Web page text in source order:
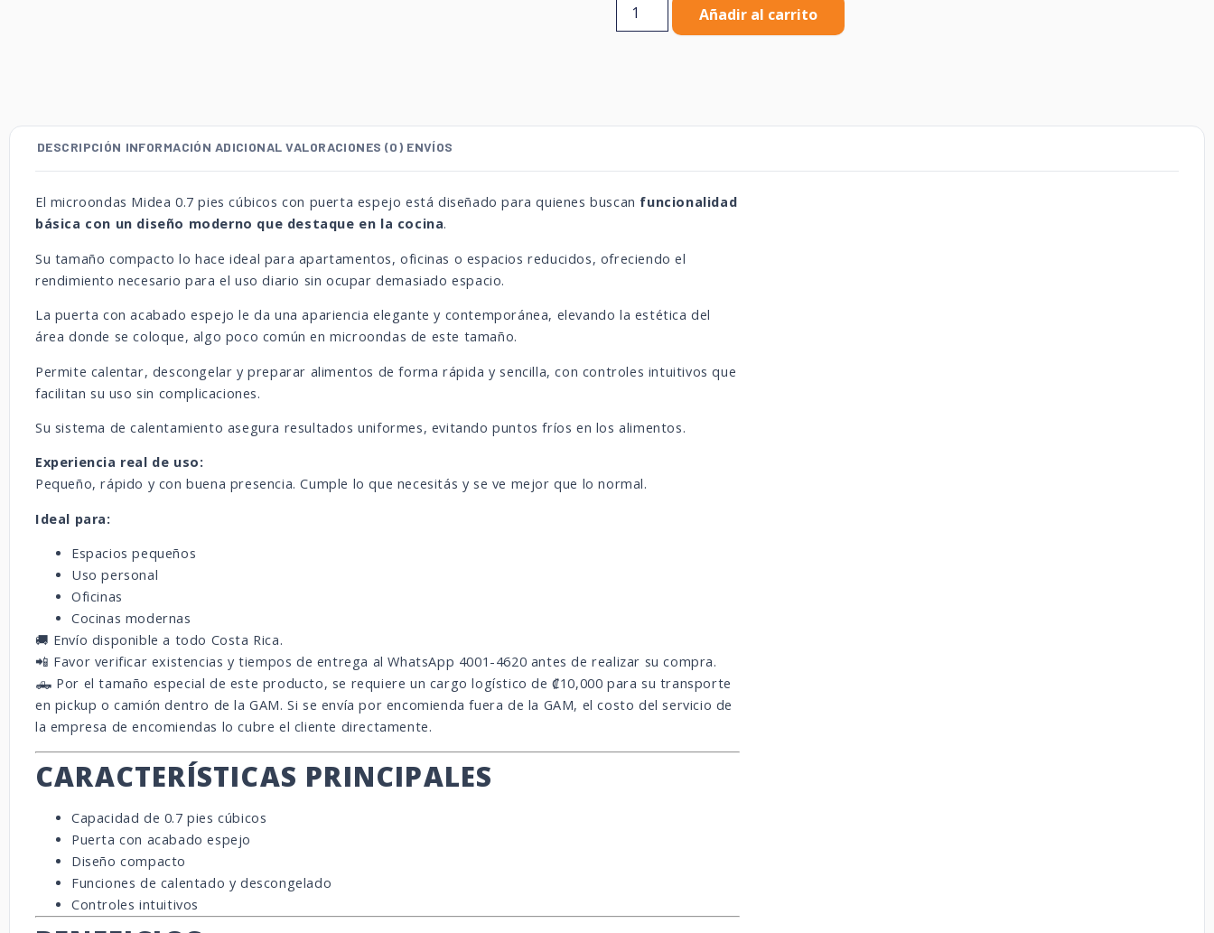
Añadir al carrito
DESCRIPCIÓN INFORMACIÓN ADICIONAL VALORACIONES (0) ENVÍOS
El microondas Midea 0.7 pies cúbicos con puerta espejo está diseñado para quienes buscan funcionalidad
básica con un diseño moderno que destaque en la cocina.
Su tamaño compacto lo hace ideal para apartamentos, oficinas o espacios reducidos, ofreciendo el
rendimiento necesario para el uso diario sin ocupar demasiado espacio.
La puerta con acabado espejo le da una apariencia elegante y contemporánea, elevando la estética del
área donde se coloque, algo poco común en microondas de este tamaño.
Permite calentar, descongelar y preparar alimentos de forma rápida y sencilla, con controles intuitivos que
facilitan su uso sin complicaciones.
Su sistema de calentamiento asegura resultados uniformes, evitando puntos fríos en los alimentos.
Experiencia real de uso:
Pequeño, rápido y con buena presencia. Cumple lo que necesitás y se ve mejor que lo normal.
Ideal para:
Espacios pequeños
Uso personal
Oficinas
Cocinas modernas
🚚 Envío disponible a todo Costa Rica.
📲 Favor verificar existencias y tiempos de entrega al WhatsApp 4001-4620 antes de realizar su compra.
🛻 Por el tamaño especial de este producto, se requiere un cargo logístico de ₡10,000 para su transporte
en pickup o camión dentro de la GAM. Si se envía por encomienda fuera de la GAM, el costo del servicio de
la empresa de encomiendas lo cubre el cliente directamente.
CARACTERÍSTICAS PRINCIPALES
Capacidad de 0.7 pies cúbicos
Puerta con acabado espejo
Diseño compacto
Funciones de calentado y descongelado
Controles intuitivos